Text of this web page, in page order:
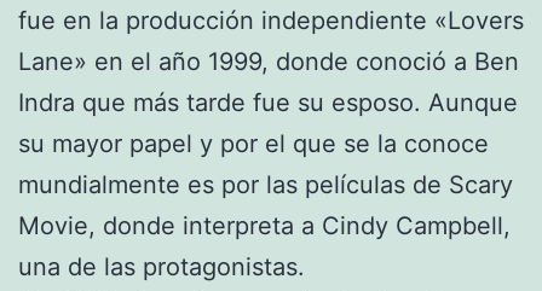
fue en la producción independiente «Lovers
Lane» en el año 1999, donde conoció a Ben
Indra que más tarde fue su esposo. Aunque
su mayor papel y por el que se la conoce
mundialmente es por las películas de Scary
Movie, donde interpreta a Cindy Campbell,
una de las protagonistas.